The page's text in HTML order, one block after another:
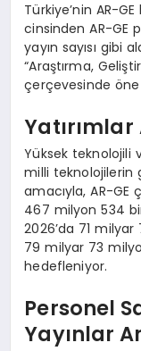
DÜNYA
EĞITIM
Türkiye’nin AR-GE
cinsinden AR-GE
yayın sayısı gibi
“Araştırma,
çerçevesinde öne
Yüksek teknolojili
milli teknolojilerin
amacıyla, AR-GE
467 milyon 534
2026’da 71
79 milyar 73
hedefleniyor.
Personel
Yayınlar